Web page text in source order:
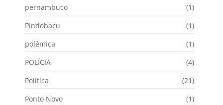
pernambuco
(1)
Pindobacu
(1)
polêmica
(1)
POLÍCIA
(4)
Política
(21)
Ponto Novo
(1)